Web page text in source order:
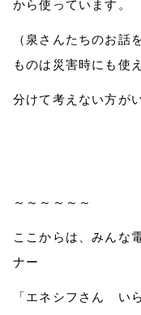
から使っています。
（泉さんたちのお話
ものは災害時にも使
分けて考えない方が
～～～～～～
ここからは、みんな
ナー
「エネシフさん い